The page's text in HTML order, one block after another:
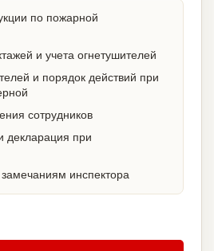
по пожарной
и учета огнетушителей
и порядок действий при
сотрудников
декларация при
замечаниям инспектора